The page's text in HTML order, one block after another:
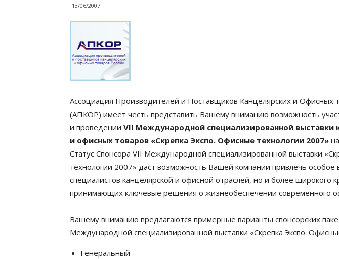
13/06/2007
Ассоциация Производителей и Поставщиков Канцелярских и Офисных
(АПКОР) имеет честь представить Вашему вниманию возможность
и проведении VII Международной специализированной выставки
и офисных товаров «Скрепка Экспо. Офисные технологии 2007»
Статус Спонсора VII Международной специализированной выставки
технологии 2007» даст возможность Вашей компании привлечь особое
специалистов канцелярской и офисной отраслей, но и более широкого
принимающих ключевые решения о жизнеобеспечении современного
Вашему вниманию предлагаются примерные варианты спонсорских
Международной специализированной выставки «Скрепка Экспо.
Генеральный